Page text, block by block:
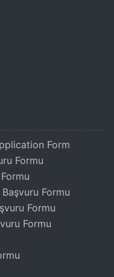
Form
Formu
Başvuru Formu
Formu
Formu